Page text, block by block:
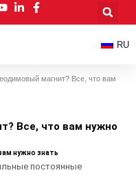
RU
магнит? Все, что вам
Все, что вам нужно
нужно знать
постоянные